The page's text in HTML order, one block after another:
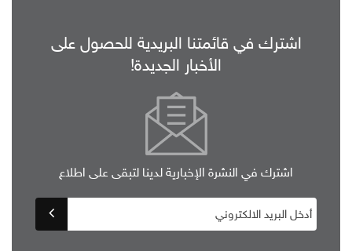
اشترك في قائمتنا البريدية للحصول على
الأخبار الجديدة!
اشترك في النشرة الإخبارية لدينا لتبقى على اطلاع